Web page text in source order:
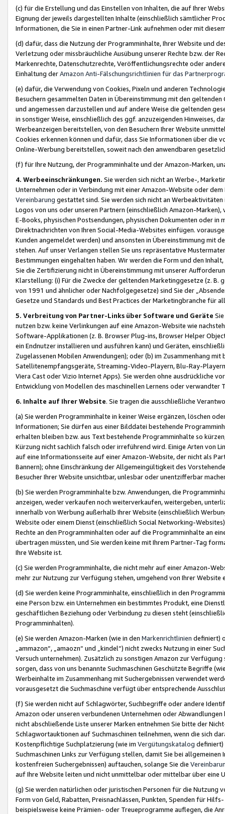
(c) für die Erstellung und das Einstellen von Inhalten, die auf Ihrer
Eignung der jeweils dargestellten Inhalte (einschließlich sämtlicher
Informationen, die Sie in einen Partner-Link aufnehmen oder mit
(d) dafür, dass die Nutzung der Programminhalte, Ihrer Website und
Verletzung oder missbräuchliche Ausübung unserer Rechte bzw. der
Markenrechte, Datenschutzrechte, Veröffentlichungsrechte oder
Einhaltung derAmazon Anti-Fälschungsrichtlinien für das
(e) dafür, die Verwendung von Cookies, Pixeln und anderen
Besuchern gesammelten Daten in Übereinstimmung mit den
und angemessen darzustellen und auf andere Weise die geltenden
in sonstiger Weise, einschließlich des ggf. anzuzeigenden Hinweises,
Werbeanzeigen bereitstellen, von den Besuchern Ihrer Website
Cookies erkennen können und dafür, dass Sie Informationen über die
Online-Werbung bereitstellen, soweit nach den anwendbaren
(f) für Ihre Nutzung, der Programminhalte und der Amazon-Marken,
4. Werbeeinschränkungen. Sie werden sich nicht an Werbe-,
Unternehmen oder in Verbindung mit einer Amazon-Website oder
Vereinbarung gestattet sind. Sie werden sich nicht an
Logos von uns oder unseren Partnern (einschließlich Amazon-
E-Books, physischen Postsendungen, physischen Dokumenten oder in
Direktnachrichten von Ihren Social-Media-Websites einfügen.
Kunden angemeldet werden) und ansonsten in Übereinstimmung mit
stehen. Auf unser Verlangen stellen Sie uns repräsentative
Bestimmungen eingehalten haben. Wir werden die Form und den
Sie die Zertifizierung nicht in Übereinstimmung mit unserer
Klarstellung: (i) Für die Zwecke der geltenden Marketinggesetze (z. B.
von 1991 und ähnlicher oder Nachfolgegesetze) sind Sie der
Gesetze und Standards und Best Practices der Marketingbranche für
5. Verbreitung von Partner-Links über Software und Geräte
nutzen bzw. keine Verlinkungen auf eine Amazon-Website wie
Software-Applikationen (z. B. Browser Plug-ins, Browser Helper
ein Endnutzer installieren und ausführen kann) und Geräten,
Zugelassenen Mobilen Anwendungen); oder (b) im Zusammenhang
Satellitenempfangsgeräte, Streaming-Video-Playern, Blu-Ray-
Viera Cast oder Vizio Internet Apps). Sie werden ohne ausdrückliche
Entwicklung von Modellen des maschinellen Lernens oder
6. Inhalte auf Ihrer Website. Sie tragen die ausschließliche
(a) Sie werden Programminhalte in keiner Weise ergänzen, löschen
Informationen; Sie dürfen aus einer Bilddatei bestehende
erhalten bleiben bzw. aus Text bestehende Programminhalte so
Kürzung nicht sachlich falsch oder irreführend wird. Einige Arten von
auf eine Informationsseite auf einer Amazon-Website, der nicht als
Bannern); ohne Einschränkung der Allgemeingültigkeit des
Besucher Ihrer Website unsichtbar, unlesbar oder unentzifferbar
(b) Sie werden Programminhalte bzw. Anwendungen, die
anzeigen, weder verkaufen noch weiterverkaufen, weitergeben,
innerhalb von Werbung außerhalb Ihrer Website (einschließlich
Website oder einem Dienst (einschließlich Social Networking-
Rechte an den Programminhalten oder auf die Programminhalte an
übertragen müssten, und Sie werden keine mit Ihrem Partner-Tag
Ihre Website ist.
(c) Sie werden Programminhalte, die nicht mehr auf einer Amazon-
mehr zur Nutzung zur Verfügung stehen, umgehend von Ihrer
(d) Sie werden keine Programminhalte, einschließlich in den
eine Person bzw. ein Unternehmen ein bestimmtes Produkt, eine
geschäftlichen Beziehung oder Verbindung zu diesen steht
Programminhalten).
(e) Sie werden Amazon-Marken (wie in den Markenrichtlinien definiert)
„ammazon“, „amaozn“ und „kindel“) nicht zwecks Nutzung in einer
Versuch unternehmen). Zusätzlich zu sonstigen Amazon zur
sorgen, dass von uns benannte Suchmaschinen Geschützte Begriffe
Werbeinhalte im Zusammenhang mit Suchergebnissen verwendet
vorausgesetzt die Suchmaschine verfügt über entsprechende
(f) Sie werden nicht auf Schlagwörter, Suchbegriffe oder andere
Amazon oder unseren verbundenen Unternehmen oder
nicht abschließende Liste unserer Marken entnehmen Sie bitte der
Schlagwortauktionen auf Suchmaschinen teilnehmen, wenn die sich
Kostenpflichtige Suchplatzierung (wie im Vergütungskatalog definiert)
Suchmaschinen Links zur Verfügung stellen, damit Sie bei
kostenfreien Suchergebnissen) auftauchen, solange Sie die
auf Ihre Website leiten und nicht unmittelbar oder mittelbar über eine
(g) Sie werden natürlichen oder juristischen Personen für die Nutzung
Form von Geld, Rabatten, Preisnachlässen, Punkten, Spenden für
beispielsweise keine Prämien- oder Treueprogramme auflegen, die